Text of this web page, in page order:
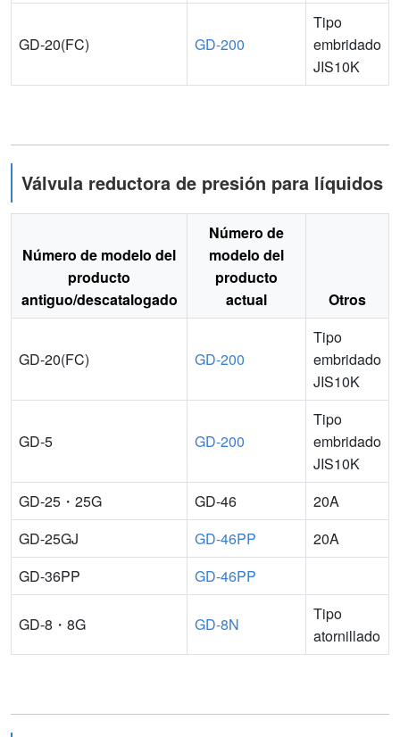
GD-20(FC) GD-200
Tipo
embridado
JIS10K
Válvula reductora de presión para líquidos
Número de modelo del
producto
antiguo/descatalogado
Número de
modelo del
producto
actual
Otros
GD-20(FC) GD-200
Tipo
embridado
JIS10K
GD-5 GD-200
Tipo
embridado
JIS10K
GD-25・25G
GD-46
20A
GD-25GJ
GD-46PP
20A
GD-36PP
GD-46PP
GD-8・8G GD-8N
Tipo
atornillado